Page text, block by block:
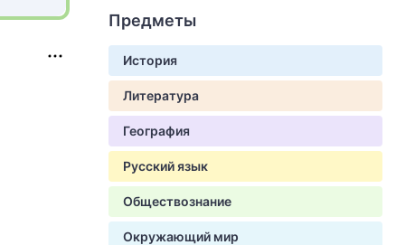
Предметы
История
Литература
География
Русский язык
Обществознание
Окружающий мир